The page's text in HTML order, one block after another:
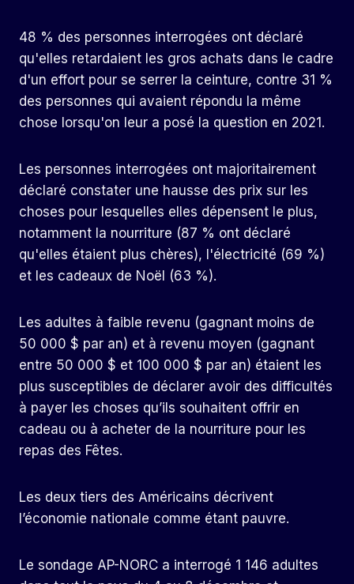
48 % des personnes interrogées ont déclaré
qu'elles retardaient les gros achats dans le cadre
d'un effort pour se serrer la ceinture, contre 31 %
des personnes qui avaient répondu la même
chose lorsqu'on leur a posé la question en 2021.
Les personnes interrogées ont majoritairement
déclaré constater une hausse des prix sur les
choses pour lesquelles elles dépensent le plus,
notamment la nourriture (87 % ont déclaré
qu'elles étaient plus chères), l'électricité (69 %)
et les cadeaux de Noël (63 %).
Les adultes à faible revenu (gagnant moins de
50 000 $ par an) et à revenu moyen (gagnant
entre 50 000 $ et 100 000 $ par an) étaient les
plus susceptibles de déclarer avoir des difficultés
à payer les choses qu’ils souhaitent offrir en
cadeau ou à acheter de la nourriture pour les
repas des Fêtes.
Les deux tiers des Américains décrivent
l’économie nationale comme étant pauvre.
Le sondage AP-NORC a interrogé 1 146 adultes